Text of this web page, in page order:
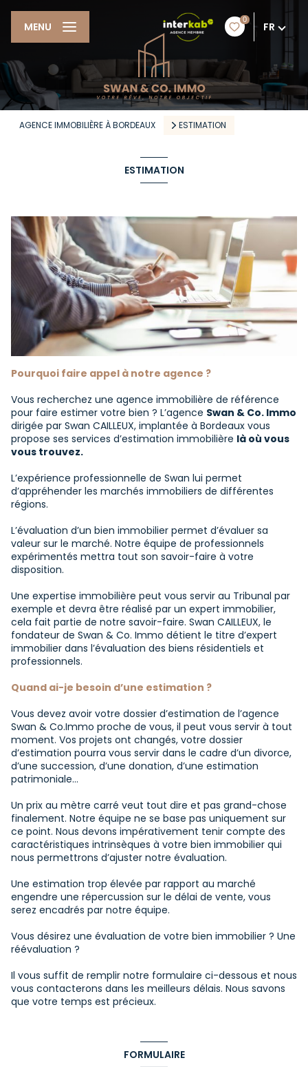
0
FR
MENU
AGENCE IMMOBILIÈRE À BORDEAUX ESTIMATION
ESTIMATION
Pourquoi faire appel à notre agence ?
Vous recherchez une agence immobilière de référence
pour faire estimer votre bien ? L’agence Swan & Co. Immo
dirigée par Swan CAILLEUX, implantée à Bordeaux vous
propose ses services d’estimation immobilière là où vous
vous trouvez.
L’expérience professionnelle de Swan lui permet
d’appréhender les marchés immobiliers de différentes
régions.
L’évaluation d’un bien immobilier permet d’évaluer sa
valeur sur le marché. Notre équipe de professionnels
expérimentés mettra tout son savoir-faire à votre
disposition.
Une expertise immobilière peut vous servir au Tribunal par
exemple et devra être réalisé par un expert immobilier,
cela fait partie de notre savoir-faire. Swan CAILLEUX, le
fondateur de Swan & Co. Immo détient le titre d’expert
immobilier dans l’évaluation des biens résidentiels et
professionnels.
Quand ai-je besoin d’une estimation ?
Vous devez avoir votre dossier d’estimation de l’agence
Swan & Co.Immo proche de vous, il peut vous servir à tout
moment. Vos projets ont changés, votre dossier
d’estimation pourra vous servir dans le cadre d’un divorce,
d’une succession, d’une donation, d’une estimation
patrimoniale…
Un prix au mètre carré veut tout dire et pas grand-chose
finalement. Notre équipe ne se base pas uniquement sur
ce point. Nous devons impérativement tenir compte des
caractéristiques intrinsèques à votre bien immobilier qui
nous permettrons d’ajuster notre évaluation.
Une estimation trop élevée par rapport au marché
engendre une répercussion sur le délai de vente, vous
serez encadrés par notre équipe.
Vous désirez une évaluation de votre bien immobilier ? Une
réévaluation ?
Il vous suffit de remplir notre formulaire ci-dessous et nous
vous contacterons dans les meilleurs délais. Nous savons
que votre temps est précieux.
FORMULAIRE